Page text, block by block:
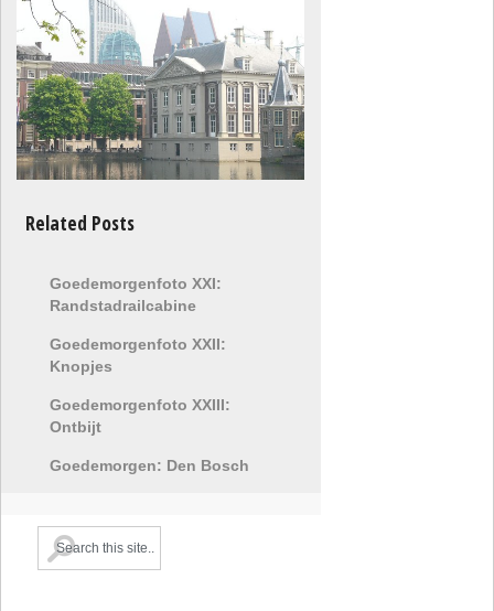
Related Posts
Goedemorgenfoto XXI:
Randstadrailcabine
Goedemorgenfoto XXII:
Knopjes
Goedemorgenfoto XXIII:
Ontbijt
Goedemorgen: Den Bosch